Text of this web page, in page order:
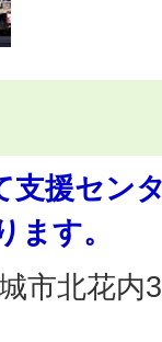
支援セン
ます。
市北花内